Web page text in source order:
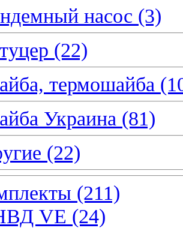
насос (3)
(22)
термошайба
Украина (81)
(22)
(211)
VE (24)